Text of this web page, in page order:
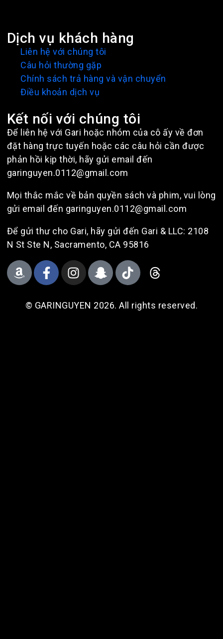
Dịch vụ khách hàng
Liên hệ với chúng tôi
Câu hỏi thường gặp
Chính sách trả hàng và vận chuyển
Điều khoản dịch vụ
Kết nối với chúng tôi
Để liên hệ với Gari hoặc nhóm của cô ấy về đơn
đặt hàng trực tuyến hoặc các câu hỏi cần được
phản hồi kịp thời, hãy gửi email đến
garinguyen.0112@gmail.com
Mọi thắc mắc về bản quyền sách và phim, vui lòng
gửi email đến garinguyen.0112@gmail.com
Để gửi thư cho Gari, hãy gửi đến Gari & LLC: 2108
N St Ste N, Sacramento, CA 95816
© GARINGUYEN 2026. All rights reserved.